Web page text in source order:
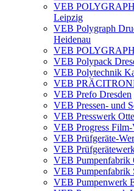
VEB
Leipzig
VEB Polygraph
Heidenau
VEB
VEB Polypack
VEB Polytechnik
VEB
VEB Prefo Dresden
VEB Pressen- und
VEB Presswerk
VEB Progress Film-
VEB Prüfgeräte-
VEB
VEB Pumpenfabrik
VEB Pumpenfabrik
VEB Pumpenwerk